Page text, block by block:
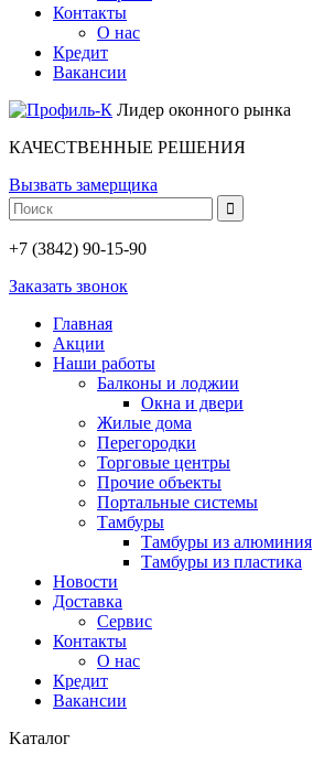
Контакты
О нас
Кредит
Вакансии
Лидер оконного рынка
КАЧЕСТВЕННЫЕ РЕШЕНИЯ
Вызвать замерщика
+7 (3842) 90-15-90
Заказать звонок
Главная
Акции
Наши работы
Балконы и лоджии
Окна и двери
Жилые дома
Перегородки
Торговые центры
Прочие объекты
Портальные системы
Тамбуры
Тамбуры из алюминия
Тамбуры из пластика
Новости
Доставка
Сервис
Контакты
О нас
Кредит
Вакансии
Kаталог